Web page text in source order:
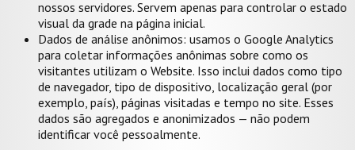
nossos servidores. Servem apenas para controlar o estado
visual da grade na página inicial.
Dados de análise anônimos: usamos o Google Analytics
para coletar informações anônimas sobre como os
visitantes utilizam o Website. Isso inclui dados como tipo
de navegador, tipo de dispositivo, localização geral (por
exemplo, país), páginas visitadas e tempo no site. Esses
dados são agregados e anonimizados — não podem
identificar você pessoalmente.